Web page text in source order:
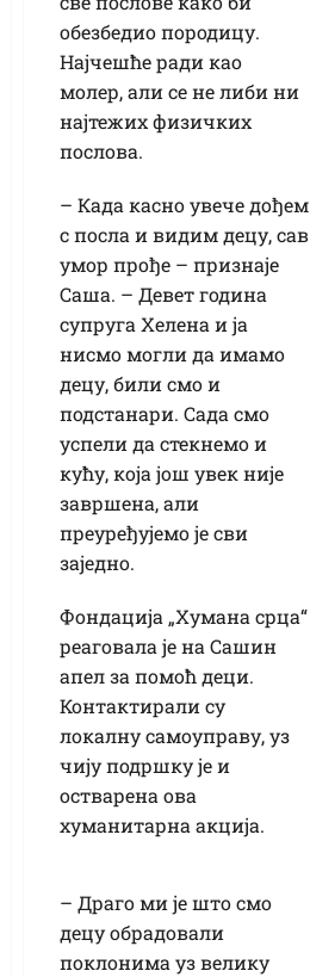
обезбедио породицу.
Најчешће ради као
молер, али се не либи ни
најтежих физичких
послова.
– Када касно увече дођем
с посла и видим децу, сав
умор прође – признаје
Саша. – Девет година
супруга Хелена и ја
нисмо могли да имамо
децу, били смо и
подстанари. Сада смо
успели да стекнемо и
кућу, која још увек није
завршена, али
преуређујемо је сви
заједно.
Фондација „Хумана срца“
реаговала је на Сашин
апел за помоћ деци.
Контактирали су
локалну самоуправу, уз
чију подршку је и
остварена ова
хуманитарна акција.
– Драго ми је што смо
децу обрадовали
поклонима уз велику